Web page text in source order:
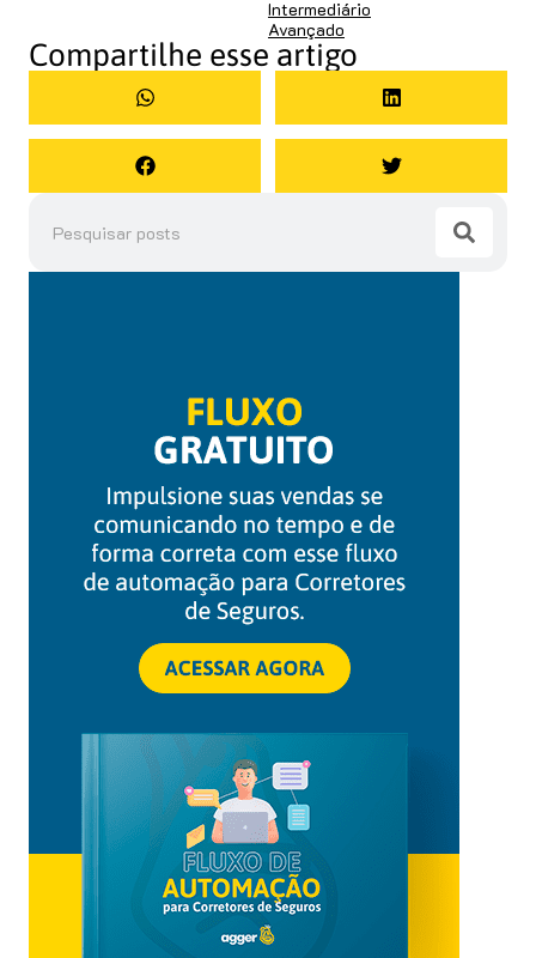
Intermediário
Avançado
Compartilhe esse artigo